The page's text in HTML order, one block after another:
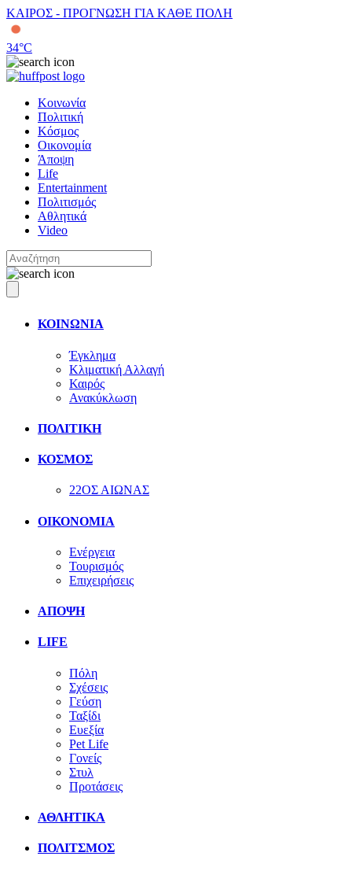
ΚΑΙΡΟΣ - ΠΡΟΓΝΩΣΗ ΓΙΑ ΚΑΘΕ ΠΟΛΗ
34°C
Κοινωνία
Πολιτική
Κόσμος
Οικονομία
Άποψη
Life
Entertainment
Πολιτισμός
Αθλητικά
Video
ΚΟΙΝΩΝΙΑ
Έγκλημα
Κλιματική Αλλαγή
Καιρός
Ανακύκλωση
ΠΟΛΙΤΙΚΗ
ΚΟΣΜΟΣ
22ΟΣ ΑΙΩΝΑΣ
ΟΙΚΟΝΟΜΙΑ
Ενέργεια
Τουρισμός
Επιχειρήσεις
ΑΠΟΨΗ
LIFE
Πόλη
Σχέσεις
Γεύση
Ταξίδι
Ευεξία
Pet Life
Γονείς
Στυλ
Προτάσεις
ΑΘΛΗΤΙΚΑ
ΠΟΛΙΤΣΜΟΣ